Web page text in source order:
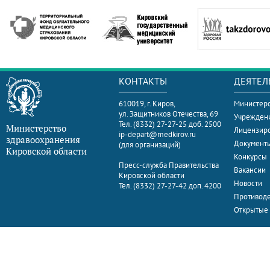
Министерство
здравоохранения
Кировской области
КОНТАКТЫ
610019, г. Киров,
ул. Защитников Отечества, 69
Тел. (8332) 27-27-25 доб. 2500
ip-depart@medkirov.ru
(для организаций)
Пресс-служба Правительства
Кировской области
Тел. (8332) 27-27-42 доп. 4200
Конкурсы
Вакансии
Новости